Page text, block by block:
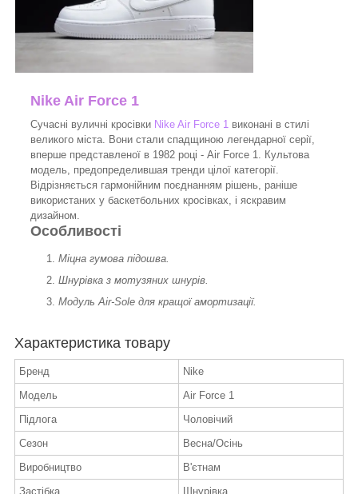
Nike Air Force 1
Сучасні вуличні кросівки Nike Air Force 1 виконані в стилі
великого міста. Вони стали спадщиною легендарної серії,
вперше представленої в 1982 році - Air Force 1. Культова
модель, предопределившая тренди цілої категорії.
Відрізняється гармонійним поєднанням рішень, раніше
використаних у баскетбольних кросівках, і яскравим
дизайном.
Особливості
Міцна гумова підошва.
Шнурівка з мотузяних шнурів.
Модуль Air-Sole для кращої амортизації.
Характеристика товару
Бренд
Nike
Модель
Air Force 1
Підлога
Чоловічий
Сезон
Весна/Осінь
Виробництво
В'єтнам
Застібка
Шнурівка